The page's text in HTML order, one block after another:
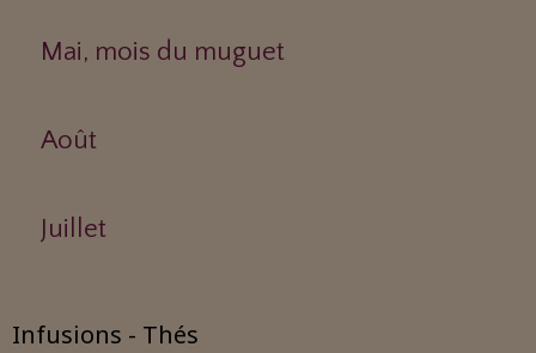
Mai, mois du muguet
Août
Juillet
Infusions - Thés